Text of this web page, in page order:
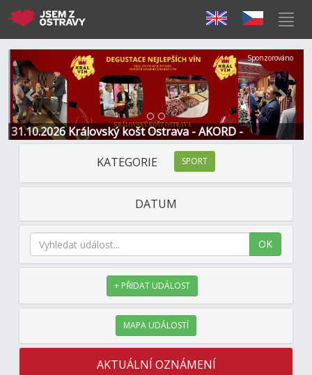
31.10.2026 Královský košt Ostrava - AKORD -
Restaurace a Hotel
Předchozí Další
Sponzorováno
KATEGORIE SPORT
DATUM
OK
+ PŘIDAT UDÁLOST
MAPA UDÁLOSTÍ
AKTUÁLNÍ OZNÁMENÍ